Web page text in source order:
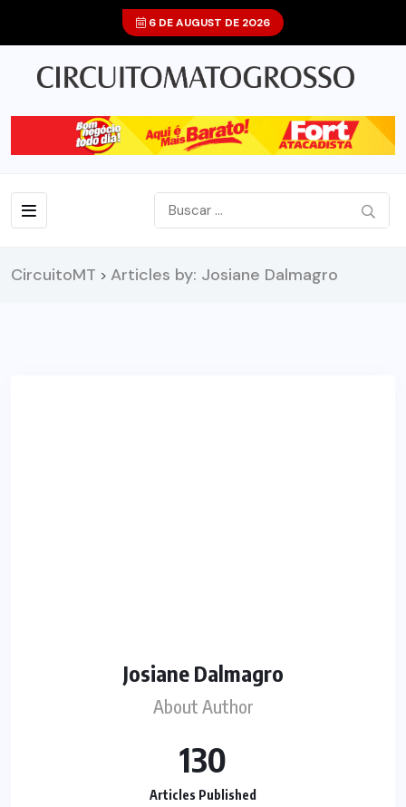
6 DE AUGUST DE 2026
CircuitoMT > Articles by: Josiane Dalmagro
Josiane Dalmagro
About Author
130
Articles Published